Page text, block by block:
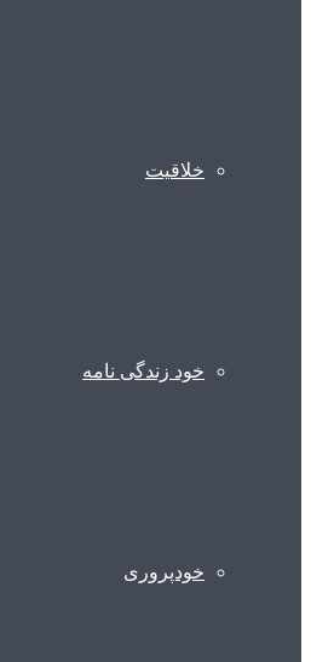
خلاقیت
خود زندگی نامه
خودپروری